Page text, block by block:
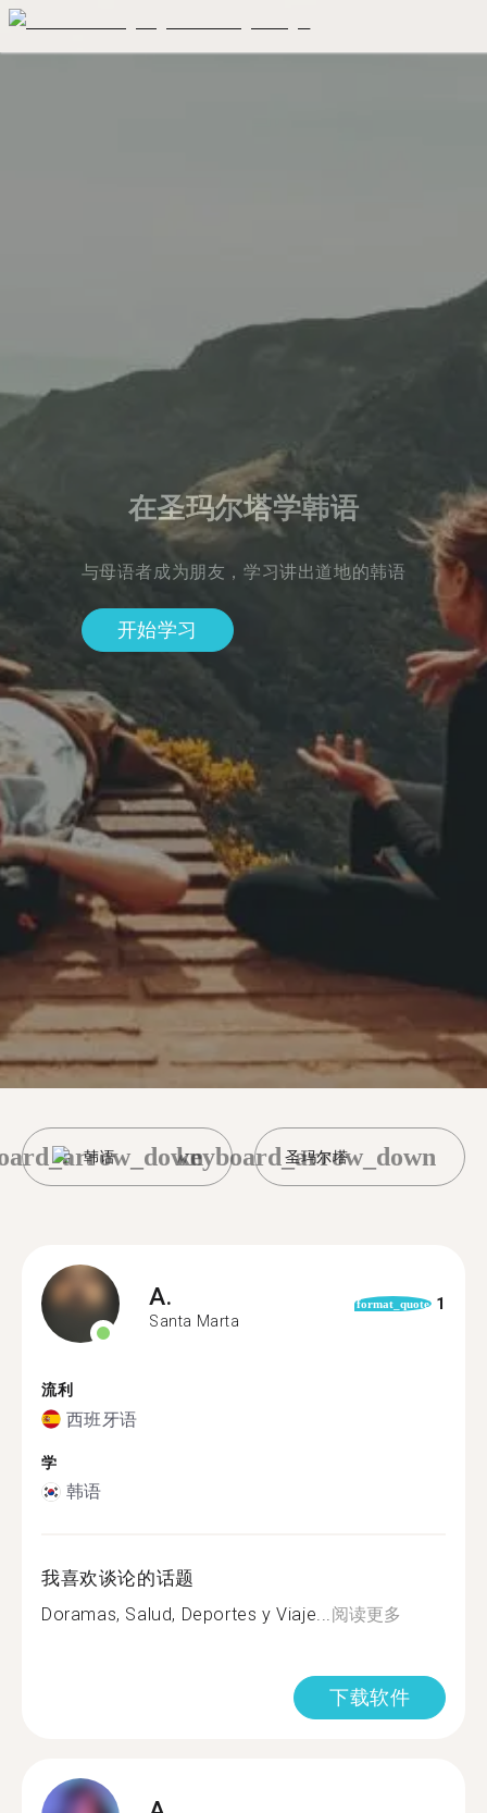
在圣玛尔塔学韩语
与母语者成为朋友，学习讲出道地的韩语
开始学习
韩语 圣玛尔塔
keyboard_arrow_down
A.
Santa Marta
format_quote 1
流利
西班牙语
学
韩语
我喜欢谈论的话题
Doramas, Salud, Deportes y Viaje...阅读更多
下载软件